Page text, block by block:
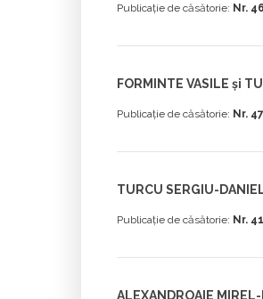
Publicație de căsătorie: Nr.
FORMINTE VASILE și
Publicație de căsătorie: Nr.
TURCU SERGIU-
Publicație de căsătorie: Nr.
ALEXANDROAIE